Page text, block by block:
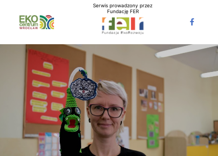
Serwis prowadzony przez
Fundację FER